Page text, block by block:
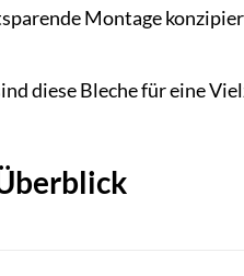
Montage
diese Bleche für eine